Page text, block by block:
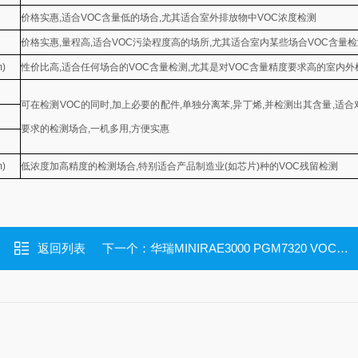
价格实惠,适合VOC含量低的场合,尤其适合室外排放物中VOC浓度检测
价格实惠,量程高,适合VOC污染程度高的场所,尤其适合室内某些场合VOC含量检
性价比高,适合任何场合的VOC含量检测,尤其是对VOC含量精度要求高的室内外
可在检测VOC的同时,加上必要的配件,单独分离苯,异丁烯,并检测出其含量,适合
要求的检测场合,一机多用,方便实惠
低浓度加高精度的检测场合,特别适合产品制造业(如芯片)种的VOC残留检测
返回列表 下一个： 华瑞MINIRAE3000 PGM7320 VOC检测仪